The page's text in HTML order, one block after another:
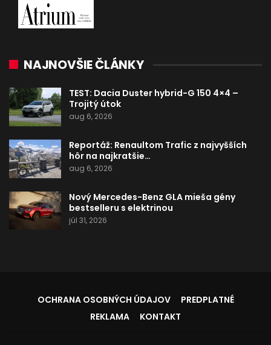
NAJNOVŠIE ČLÁNKY
TEST: Dacia Duster hybrid-G 150 4×4 –
Trojitý útok
aug 6, 2026
Reportáž: Renaultom Trafic z najvyšších
hôr na najkratšie…
aug 6, 2026
Nový Mercedes-Benz GLA mieša gény
bestselleru s elektrinou
júl 31, 2026
OCHRANA OSOBNÝCH ÚDAJOV
PREDPLATNÉ
REKLAMA
KONTAKT